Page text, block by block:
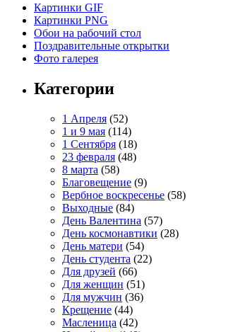
Картинки GIF
Картинки PNG
Обои на рабочий стол
Поздравительные открытки
Фото галерея
Категории
1 Апреля (52)
1 и 9 мая (114)
1 Сентября (18)
23 февраля (48)
8 марта (58)
Благовещение (9)
Вербное воскресенье (58)
Выходные (84)
День Валентина (57)
День космонавтики (28)
День матери (54)
День студента (22)
Для друзей (66)
Для женщин (51)
Для мужчин (36)
Крещение (44)
Масленица (42)